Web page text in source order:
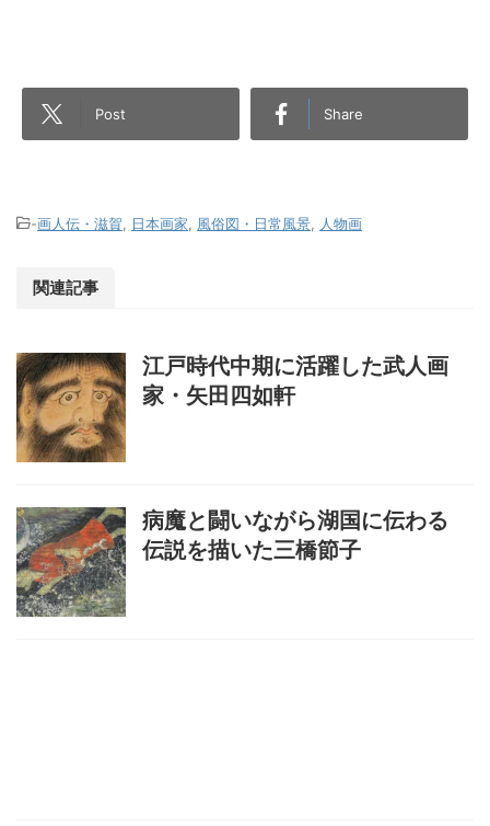
Post Share
-画人伝・滋賀 日本画家 風俗図・日常風景 人物画
関連記事
江戸時代中期に活躍した武人画
家・矢田四如軒
病魔と闘いながら湖国に伝わる
伝説を描いた三橋節子